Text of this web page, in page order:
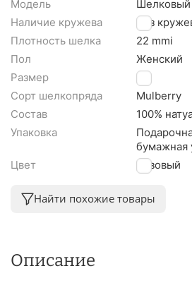
Модель
Шелковый
Наличие кружева
Без
Плотность шелка
22 mmi
Пол
Женский
Размер
L
Сорт шелкопряда
Mulberry
Состав
100%
Упаковка
бумажная
Цвет
Розовый
Найти похожие товары
Описание